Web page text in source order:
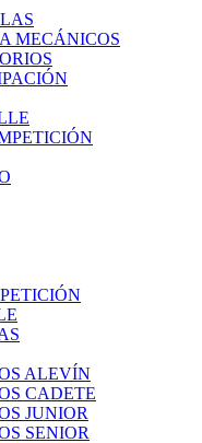
MECÁNICOS
ALEVÍN
CADETE
JUNIOR
SENIOR